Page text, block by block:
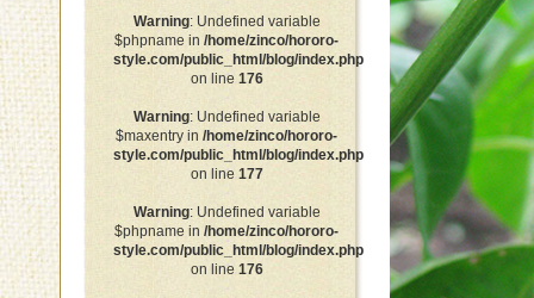
Warning: Undefined variable
$phpname in /home/zinco/hororo-
style.com/public_html/blog/index.php
on line 176
Warning: Undefined variable
$maxentry in /home/zinco/hororo-
style.com/public_html/blog/index.php
on line 177
Warning: Undefined variable
$phpname in /home/zinco/hororo-
style.com/public_html/blog/index.php
on line 176